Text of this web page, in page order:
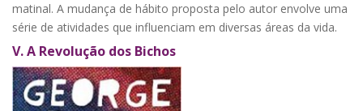
matinal. A mudança de hábito proposta pelo autor envolve uma
série de atividades que influenciam em diversas áreas da vida.
V.A Revolução dos Bichos